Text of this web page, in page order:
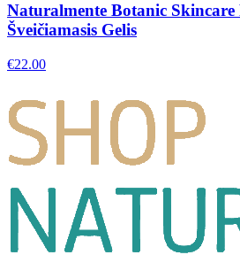
Naturalmente Botanic
Šveičiamasis Gelis
€22.00